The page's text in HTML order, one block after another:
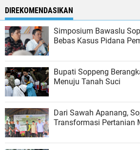
DIREKOMENDASIKAN
Simposium Bawaslu
Bebas Kasus Pidana
Bupati Soppeng
Menuju Tanah Suci
Dari Sawah Apanang,
Transformasi Pertanian